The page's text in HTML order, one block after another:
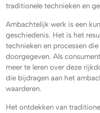
traditionele technieken en
Ambachtelijk werk is een
geschiedenis. Het is het
technieken en processen
doorgegeven. Als
meer te leren over deze
die bijdragen aan het
waarderen.
Het ontdekken van